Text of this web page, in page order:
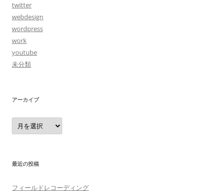
twitter
webdesign
wordpress
work
youtube
未分類
アーカイブ
ア
ー
カ
最近の投稿
フィールドレコーディング